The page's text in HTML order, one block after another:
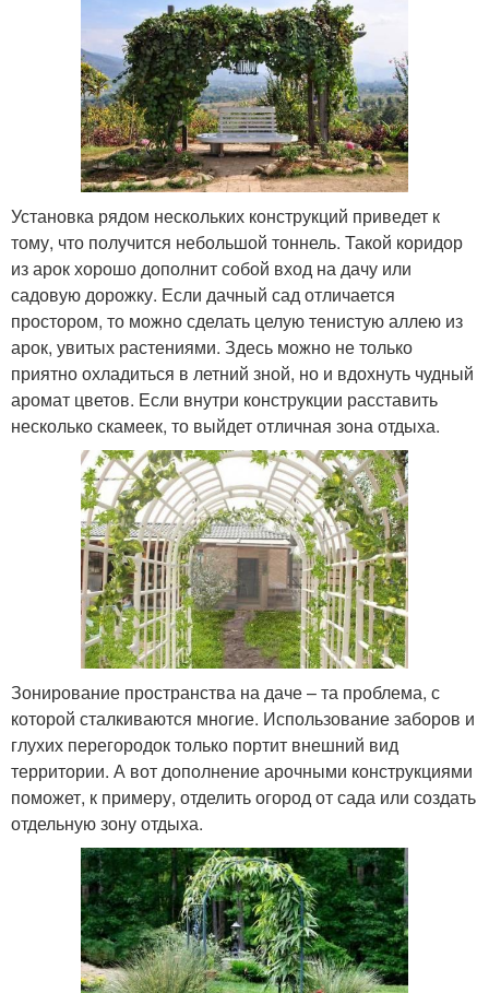
Установка рядом нескольких конструкций приведет к
тому, что получится небольшой тоннель. Такой коридор
из арок хорошо дополнит собой вход на дачу или
садовую дорожку. Если дачный сад отличается
простором, то можно сделать целую тенистую аллею из
арок, увитых растениями. Здесь можно не только
приятно охладиться в летний зной, но и вдохнуть чудный
аромат цветов. Если внутри конструкции расставить
несколько скамеек, то выйдет отличная зона отдыха.
Зонирование пространства на даче – та проблема, с
которой сталкиваются многие. Использование заборов и
глухих перегородок только портит внешний вид
территории. А вот дополнение арочными конструкциями
поможет, к примеру, отделить огород от сада или создать
отдельную зону отдыха.